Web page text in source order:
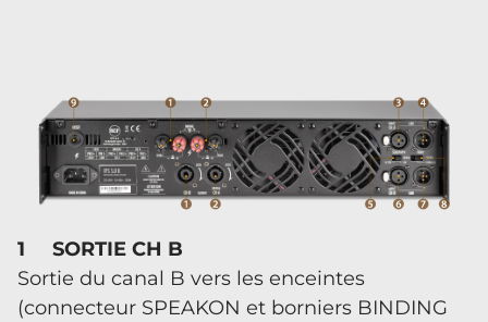
1 SORTIE CH B
Sortie du canal B vers les enceintes
(connecteur SPEAKON et borniers BINDING